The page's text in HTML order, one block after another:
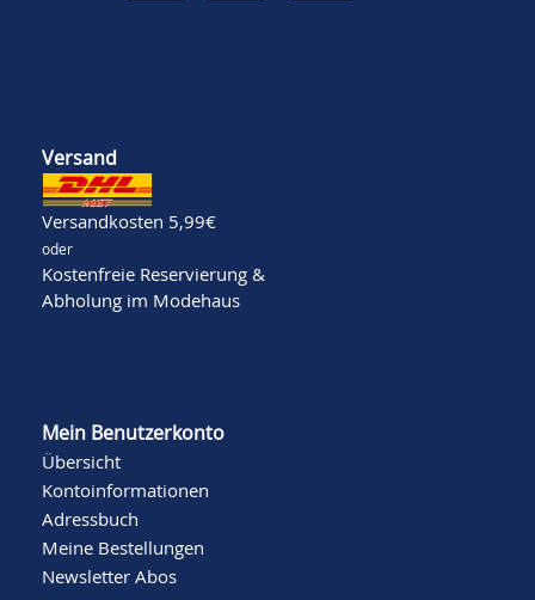
Versand
Versandkosten 5,99€
oder
Kostenfreie Reservierung &
Abholung im Modehaus
Mein Benutzerkonto
Übersicht
Kontoinformationen
Adressbuch
Meine Bestellungen
Newsletter Abos